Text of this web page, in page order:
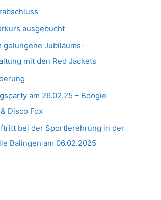
ausgebucht
gelungene Jubiläums-
mit den Red Jackets
am 26.02.25 – Boogie
Disco Fox
bei der Sportlerehrung in der
Balingen am 06.02.2025